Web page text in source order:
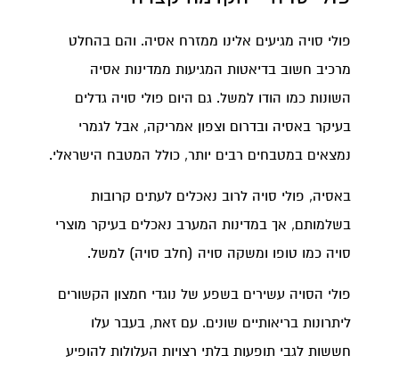
פולי סויה מגיעים אלינו ממזרח אסיה. והם בהחלט
מרכיב חשוב בדיאטות המגיעות ממדינות אסיה
השונות כמו הודו למשל. גם היום פולי סויה גדלים
בעיקר באסיה ובדרום וצפון אמריקה, אבל לגמרי
נמצאים במטבחים רבים יותר, כולל המטבח הישראלי.
באסיה, פולי סויה לרוב נאכלים לעתים קרובות
בשלמותם, אך במדינות המערב נאכלים בעיקר מוצרי
סויה כמו טופו ומשקה סויה (חלב סויה) למשל.
פולי הסויה עשירים בשפע של נוגדי חמצון הקשורים
ליתרונות בריאותיים שונים. עם זאת, בעבר עלו
חששות לגבי תופעות בלתי רצויות העלולות להופיע